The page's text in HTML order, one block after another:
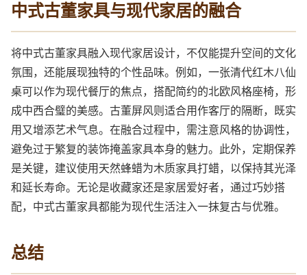
中式古董家具与现代家居的融合
将中式古董家具融入现代家居设计，不仅能提升空间的文化
氛围，还能展现独特的个性品味。例如，一张清代红木八仙
桌可以作为现代餐厅的焦点，搭配简约的北欧风格座椅，形
成中西合璧的美感。古董屏风则适合用作客厅的隔断，既实
用又增添艺术气息。在融合过程中，需注意风格的协调性，
避免过于繁复的装饰掩盖家具本身的魅力。此外，定期保养
是关键，建议使用天然蜂蜡为木质家具打蜡，以保持其光泽
和延长寿命。无论是收藏家还是家居爱好者，通过巧妙搭
配，中式古董家具都能为现代生活注入一抹复古与优雅。
总结